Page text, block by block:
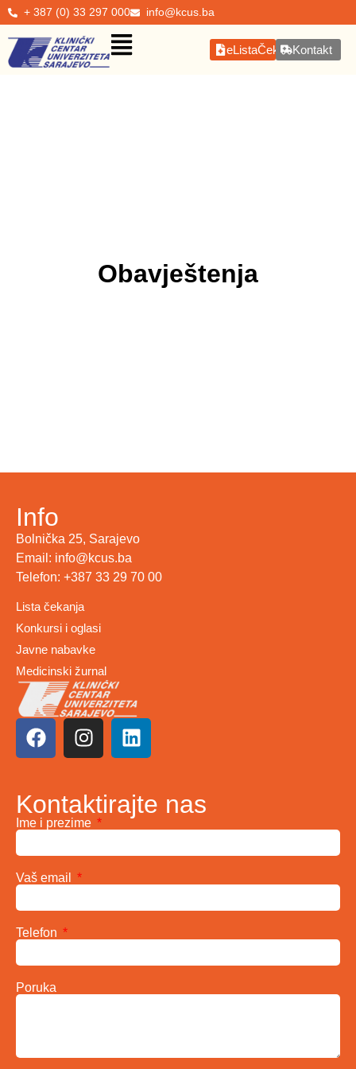
+ 387 (0) 33 297 000 info@kcus.ba
eListaČekanjaKontakt
Obavještenja
Info
Bolnička 25, Sarajevo
Email: info@kcus.ba
Telefon: +387 33 29 70 00
Lista čekanja
Konkursi i oglasi
Javne nabavke
Medicinski žurnal
Kontaktirajte nas
Ime i prezime
Vaš email
Telefon
Poruka